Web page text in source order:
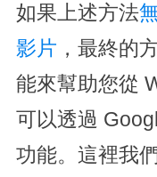
如果上述方法
影片 ，最終的
能來幫助您從
可以透過
功能。這裡我